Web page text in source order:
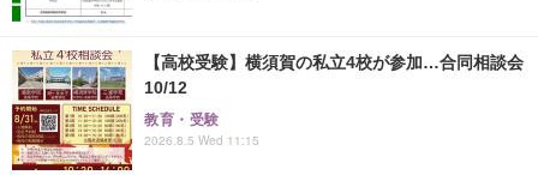
【高校受験】横須賀の私立4校が参加…合同相談会
10/12
教育・受験
2026.8.5 Wed 11:15